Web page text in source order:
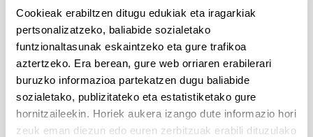
Cookieak erabiltzen ditugu edukiak eta iragarkiak
pertsonalizatzeko, baliabide sozialetako
funtzionaltasunak eskaintzeko eta gure trafikoa
aztertzeko. Era berean, gure web orriaren erabilerari
buruzko informazioa partekatzen dugu baliabide
sozialetako, publizitateko eta estatistiketako gure
hornitzaileekin. Horiek aukera izango dute informazio hori
zeuk eman diezun edo euren zerbitzuak erabili dituzulako
Enpresak